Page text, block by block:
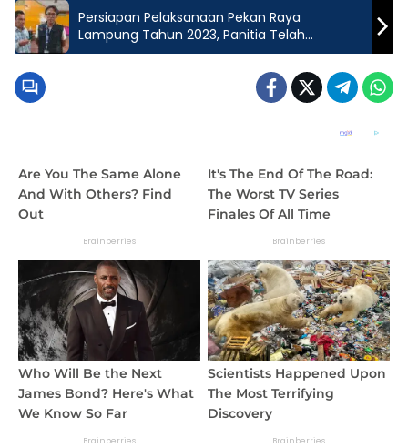
Persiapan Pelaksanaan Pekan Raya
Lampung Tahun 2023, Panitia Telah
Melakukan Persiapan Maksimal